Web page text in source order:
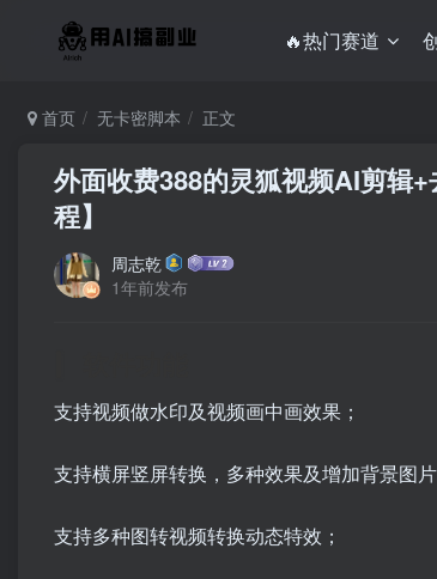
🔥热门赛道
首页 无卡密脚本 正文
外面收费388的灵狐视频AI剪辑
程】
周志乾
1年前发布
支持视频做水印及视频画中画效果；
支持横屏竖屏转换，多种效果及增加背景图
支持多种图转视频转换动态特效；